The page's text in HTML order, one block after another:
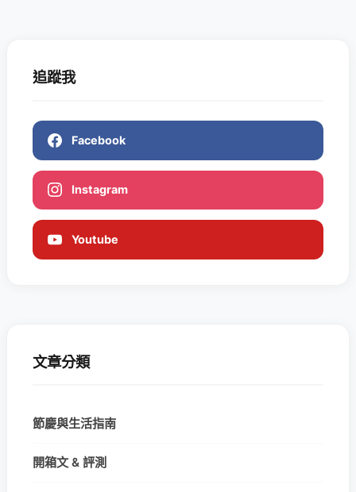
追蹤我
Facebook
Instagram
Youtube
文章分類
節慶與生活指南
開箱文 & 評測